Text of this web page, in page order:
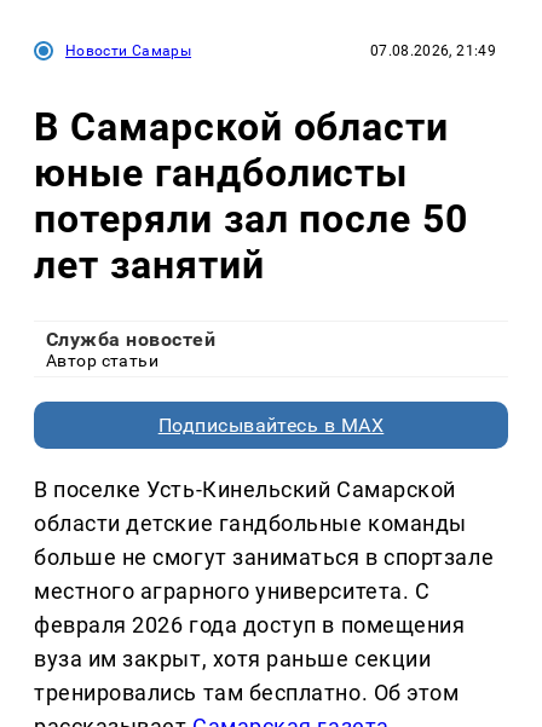
Новости Самары 07.08.2026, 21:49
В Самарской области
юные гандболисты
потеряли зал после 50
лет занятий
Служба новостей
Автор статьи
Подписывайтесь в MAX
В поселке Усть-Кинельский Самарской
области детские гандбольные команды
больше не смогут заниматься в спортзале
местного аграрного университета. С
февраля 2026 года доступ в помещения
вуза им закрыт, хотя раньше секции
тренировались там бесплатно. Об этом